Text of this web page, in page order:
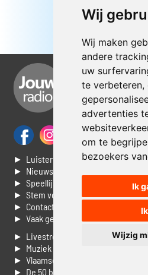
Wij
Wij maken
andere
uw
te verbeteren,
advertenties
om te
bezoekers
Ik
Wijzig
► Luisteren naar Jouwradio
► Nieuws
► Speellijst
► Stem voor de Dag top 3
► Contacteer ons
► Vaak gestelde vragen
► Livestream informatie
► Muziek opzoeken
► Vlaamse 100 Aller tijden
► De 50 beste van...